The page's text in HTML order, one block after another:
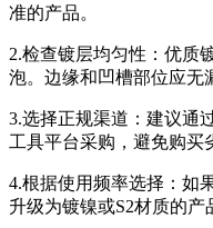
准的产品。
2.检查镀层均匀性：优质
泡。边缘和凹槽部位应无
3.选择正规渠道：建议通
工具平台采购，避免购买
4.根据使用频率选择：如
升级为镀镍或S2材质的产